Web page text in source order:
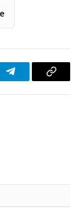
TelegramCopy